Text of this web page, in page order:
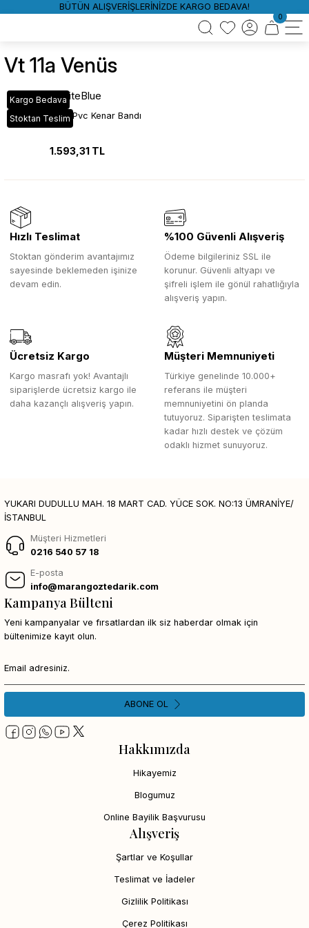
BÜTÜN ALIŞVERİŞLERİNİZDE KARGO BEDAVA!
0
Vt 11a Venüs
Kargo Bedava
Stoktan Teslim
WhiteBlue
VT_11A Venüs Pvc Kenar Bandı
1.593,31 TL
Hızlı Teslimat
Stoktan gönderim avantajımız
sayesinde beklemeden işinize
devam edin.
%100 Güvenli Alışveriş
Ödeme bilgileriniz SSL ile
korunur. Güvenli altyapı ve
şifreli işlem ile gönül rahatlığıyla
alışveriş yapın.
Ücretsiz Kargo
Kargo masrafı yok! Avantajlı
siparişlerde ücretsiz kargo ile
daha kazançlı alışveriş yapın.
Müşteri Memnuniyeti
Türkiye genelinde 10.000+
referans ile müşteri
memnuniyetini ön planda
tutuyoruz. Siparişten teslimata
kadar hızlı destek ve çözüm
odaklı hizmet sunuyoruz.
YUKARI DUDULLU MAH. 18 MART CAD. YÜCE SOK. NO:13 ÜMRANİYE/
İSTANBUL
Müşteri Hizmetleri
0216 540 57 18
E-posta
info@marangoztedarik.com
Hakkımızda
Hikayemiz
Blogumuz
Online Bayilik Başvurusu
Alışveriş
Şartlar ve Koşullar
Teslimat ve İadeler
Gizlilik Politikası
Çerez Politikası
Kampanya Bülteni
Yeni kampanyalar ve fırsatlardan ilk siz haberdar olmak için
bültenimize kayıt olun.
ABONE OL